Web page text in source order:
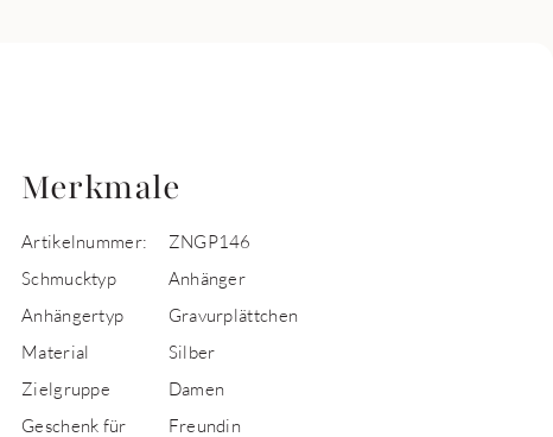
Merkmale
Artikelnummer:
ZNGP146
Schmucktyp
Anhänger
Anhängertyp
Gravurplättchen
Material
Silber
Zielgruppe
Damen
Geschenk für
Freundin